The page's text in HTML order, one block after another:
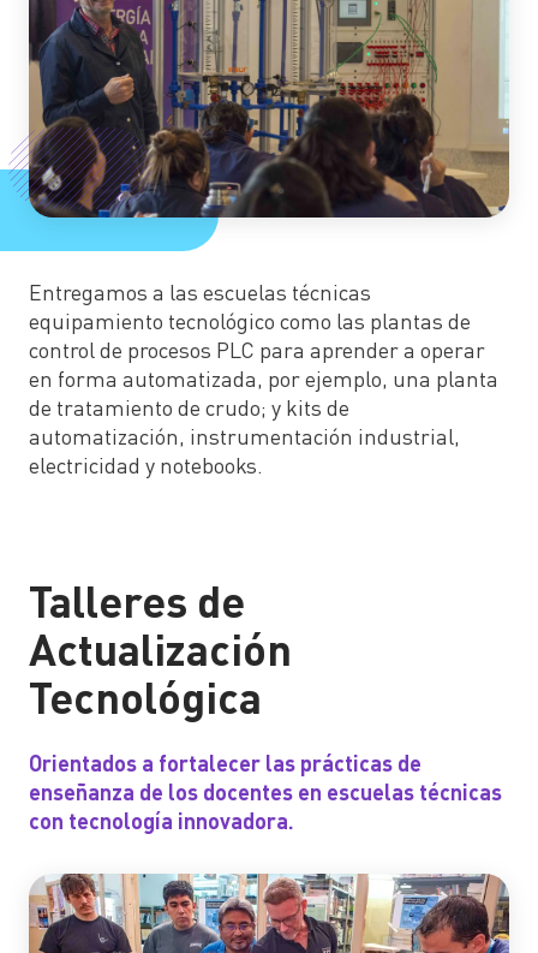
Entregamos a las escuelas técnicas
equipamiento tecnológico como las plantas de
control de procesos PLC para aprender a operar
en forma automatizada, por ejemplo, una planta
de tratamiento de crudo; y kits de
automatización, instrumentación industrial,
electricidad y notebooks.
Talleres de
Actualización
Tecnológica
Orientados a fortalecer las prácticas de
enseñanza de los docentes en escuelas técnicas
con tecnología innovadora.